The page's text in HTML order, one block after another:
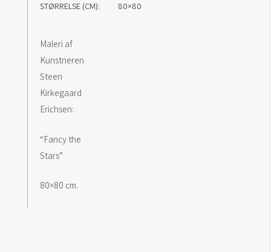
STØRRELSE (CM) 80×80
Maleri af
Kunstneren
Steen
Kirkegaard
Erichsen:
“Fancy the
Stars”
80×80 cm.